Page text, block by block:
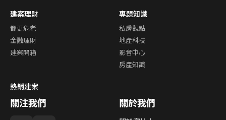
建案理財
都更危老
金融理財
建案開箱
專題知識
私房觀點
地產科技
影音中心
房產知識
熱銷建案
關注我們 關於我們